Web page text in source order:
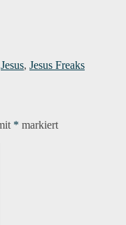
Jesus, Jesus Freaks
* markiert